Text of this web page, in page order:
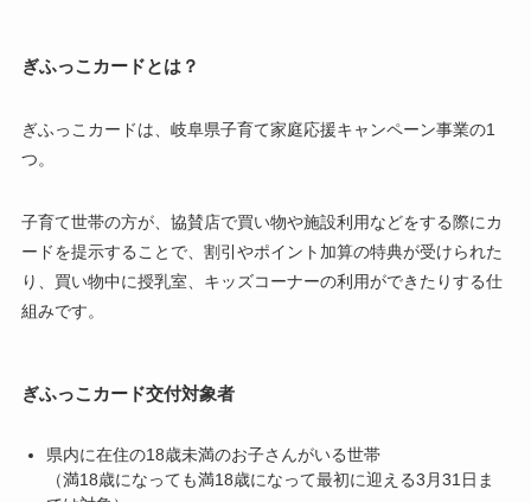
ぎふっこカードとは？
ぎふっこカードは、岐阜県子育て家庭応援キャンペーン事業の1
つ。
子育て世帯の方が、協賛店で買い物や施設利用などをする際にカ
ードを提示することで、割引やポイント加算の特典が受けられた
り、買い物中に授乳室、キッズコーナーの利用ができたりする仕
組みです。
ぎふっこカード交付対象者
県内に在住の18歳未満のお子さんがいる世帯
（満18歳になっても満18歳になって最初に迎える3月31日ま